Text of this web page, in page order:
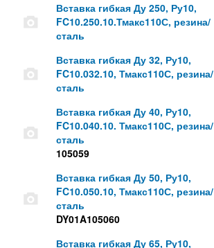
Вставка гибкая Ду 250, Ру10,
FC10.250.10.Тмакс110С, резина/
сталь
Вставка гибкая Ду 32, Ру10,
FC10.032.10, Тмакс110С, резина/
сталь
Вставка гибкая Ду 40, Ру10,
FC10.040.10. Тмакс110С, резина/
сталь
105059
Вставка гибкая Ду 50, Ру10,
FC10.050.10, Тмакс110С, резина/
сталь
DY01A105060
Вставка гибкая Ду 65, Ру10,